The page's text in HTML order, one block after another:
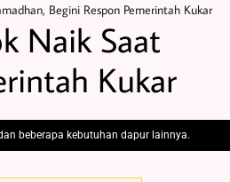
Begini Respon Pemerintah Kukar
Naik Saat
Kukar
beberapa kebutuhan dapur lainnya.